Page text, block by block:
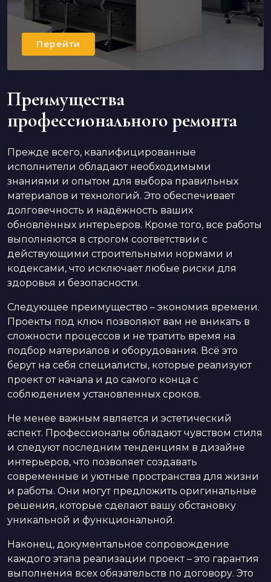
Перейти
Преимущества
профессионального ремонта
Прежде всего, квалифицированные
исполнители обладают необходимыми
знаниями и опытом для выбора правильных
материалов и технологий. Это обеспечивает
долговечность и надёжность ваших
обновлённых интерьеров. Кроме того, все работы
выполняются в строгом соответствии с
действующими строительными нормами и
кодексами, что исключает любые риски для
здоровья и безопасности.
Следующее преимущество – экономия времени.
Проекты под ключ позволяют вам не вникать в
сложности процессов и не тратить время на
подбор материалов и оборудования. Всё это
берут на себя специалисты, которые реализуют
проект от начала и до самого конца с
соблюдением установленных сроков.
Не менее важным является и эстетический
аспект. Профессионалы обладают чувством стиля
и следуют последним тенденциям в дизайне
интерьеров, что позволяет создавать
современные и уютные пространства для жизни
и работы. Они могут предложить оригинальные
решения, которые сделают вашу обстановку
уникальной и функциональной.
Наконец, документальное сопровождение
каждого этапа реализации проект – это гарантия
выполнения всех обязательств по договору. Это